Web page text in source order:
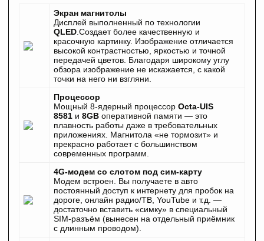
Экран магнитолы
Дисплей выполненный по технологии
QLED .Создает более качественную и
красочную картинку. Изображение отличается
высокой контрастностью, яркостью и точной
передачей цветов. Благодаря широкому углу
обзора изображение не искажается, с какой
точки на него ни взгляни.
Процессор
Мощный 8-ядерный процессор Octa-UIS
8581 и 8GB оперативной памяти — это
плавность работы даже в требовательных
приложениях. Магнитола «не тормозит» и
прекрасно работает с большинством
современных программ.
4G-модем со слотом под сим-карту
Модем встроен. Вы получаете в авто
постоянный доступ к интернету для пробок на
дороге, онлайн радио/ТВ, YouTube и т.д. —
достаточно вставить «симку» в специальный
SIM-разъём (вынесен на отдельный приёмник
с длинным проводом).